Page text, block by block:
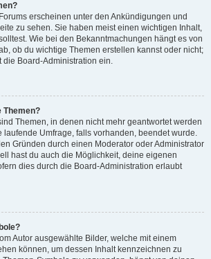
erscheinen unter den Ankündigungen und
zu sehen. Sie haben meist einen wichtigen Inhalt,
Wie bei den Bekanntmachungen hängt es von
ob du wichtige Themen erstellen kannst oder nicht;
Board-Administration ein.
Themen?
Themen, in denen nicht mehr geantwortet werden
laufende Umfrage, falls vorhanden, beendet wurde.
Gründen durch einen Moderator oder Administrator
hast du auch die Möglichkeit, deine eigenen
dies durch die Board-Administration erlaubt
Autor ausgewählte Bilder, welche mit einem
können, um dessen Inhalt kennzeichnen zu